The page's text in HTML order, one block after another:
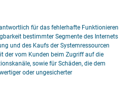
für das fehlerhafte Funktionieren
bestimmter Segmente des Internets
und des Kaufs der Systemressourcen
der vom Kunden beim Zugriff auf die
sowie für Schäden, die dem
oder ungesicherter